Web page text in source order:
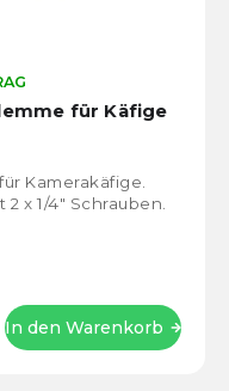
für Käfige
In den Warenkorb
Kamerakäfige.
x 1/4" Schrauben.